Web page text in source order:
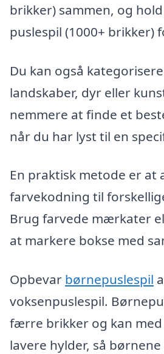
brikker) sammen, og
puslespil (1000+ brikker)
Du kan også
landskaber, dyr eller
nemmere at finde et
når du har lyst til en
En praktisk metode er at
farvekodning til
Brug farvede mærkater
at markere bokse med
Opbevar børnepuslespil
voksenpuslespil.
færre brikker og kan
lavere hylder, så børnene